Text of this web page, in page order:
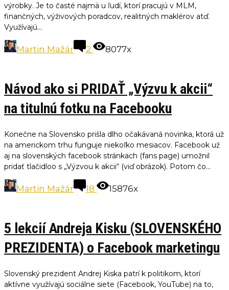
výrobky. Je to časté najmä u ľudí, ktorí pracujú v MLM,
finančných, výživových poradcov, realitných maklérov atď.
Využívajú...
Martin Mažár 2 8077x
Návod ako si PRIDAŤ „Výzvu k akcii“
na titulnú fotku na Facebooku
Konečne na Slovensko prišla dlho očakávaná novinka, ktorá už
na americkom trhu funguje niekoľko mesiacov. Facebook už
aj na slovenských facebook stránkach (fans page) umožnil
pridať tlačidloo s „Výzvou k akcii“ (viď obrázok). Potom čo...
Martin Mažár 18 15876x
5 lekcií Andreja Kisku (SLOVENSKÉHO
PREZIDENTA) o Facebook marketingu
Slovenský prezident Andrej Kiska patrí k politikom, ktorí
aktívne využívajú sociálne siete (Facebook, YouTube) na to,